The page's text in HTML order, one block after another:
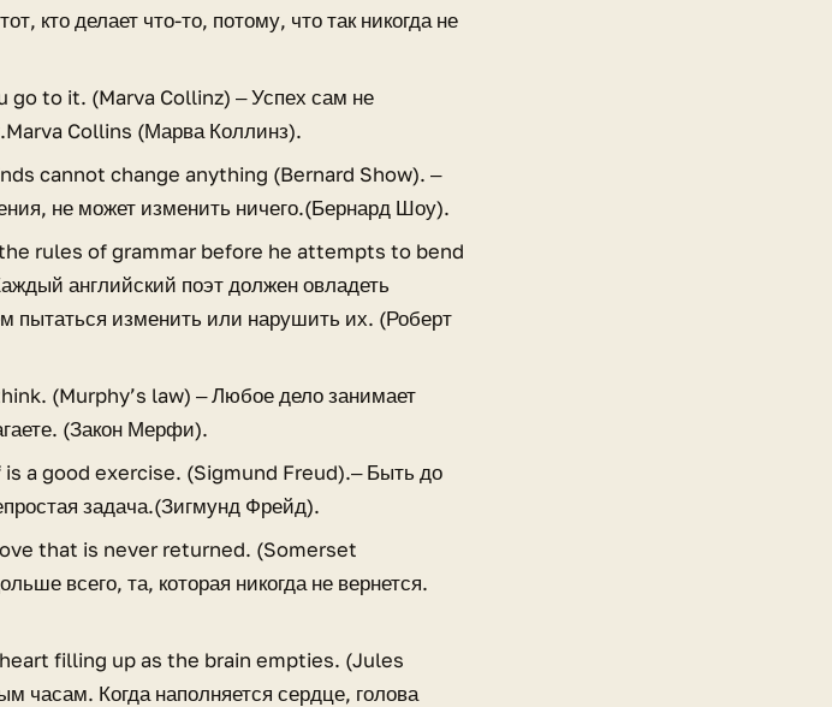
кто делает что-то, потому, что так никогда не
to it. (Marva Collinz) ‒ Успех сам не
Collins (Марва Коллинз).
cannot change anything (Bernard Show). ‒
не может изменить ничего.(Бернард Шоу).
rules of grammar before he attempts to bend
английский поэт должен овладеть
пытаться изменить или нарушить их. (Роберт
(Murphy’s law) ‒ Любое дело занимает
(Закон Мерфи).
a good exercise. (Sigmund Freud).‒ Быть до
задача.(Зигмунд Фрейд).
that is never returned. (Somerset
всего, та, которая никогда не вернется.
filling up as the brain empties. (Jules
часам. Когда наполняется сердце, голова